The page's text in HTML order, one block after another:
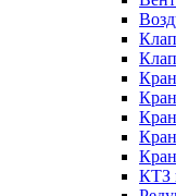
КТЗ